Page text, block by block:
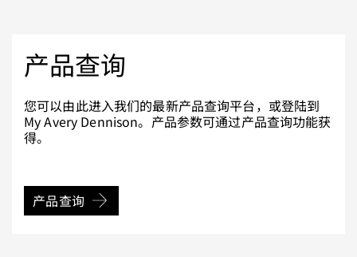
产品查询
您可以由此进入我们的最新产品查询平台，或登陆到
My Avery Dennison。产品参数可通过产品查询功能获
得。
产品查询